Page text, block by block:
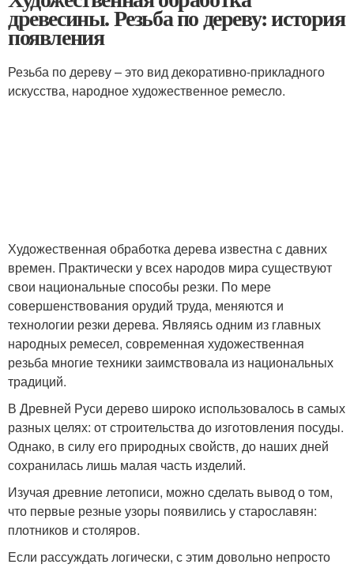
древесины. Резьба по дереву: история
появления
Резьба по дереву – это вид декоративно-прикладного
искусства, народное художественное ремесло.
Художественная обработка дерева известна с давних
времен. Практически у всех народов мира существуют
свои национальные способы резки. По мере
совершенствования орудий труда, меняются и
технологии резки дерева. Являясь одним из главных
народных ремесел, современная художественная
резьба многие техники заимствовала из национальных
традиций.
В Древней Руси дерево широко использовалось в самых
разных целях: от строительства до изготовления посуды.
Однако, в силу его природных свойств, до наших дней
сохранилась лишь малая часть изделий.
Изучая древние летописи, можно сделать вывод о том,
что первые резные узоры появились у старославян:
плотников и столяров.
Если рассуждать логически, с этим довольно непросто